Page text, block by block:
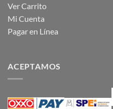
Ver Carrito
Mi Cuenta
Pagar en Línea
ACEPTAMOS